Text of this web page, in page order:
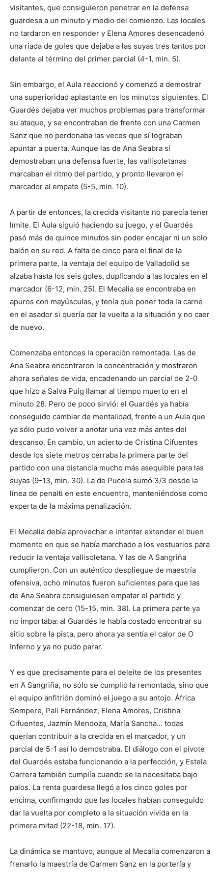
visitantes, que consiguieron penetrar en la defensa
guardesa a un minuto y medio del comienzo. Las locales
no tardaron en responder y Elena Amores desencadenó
una riada de goles que dejaba a las suyas tres tantos por
delante al término del primer parcial (4-1, min. 5).
Sin embargo, el Aula reaccionó y comenzó a demostrar
una superioridad aplastante en los minutos siguientes. El
Guardés dejaba ver muchos problemas para transformar
su ataque, y se encontraban de frente con una Carmen
Sanz que no perdonaba las veces que sí lograban
apuntar a puerta. Aunque las de Ana Seabra sí
demostraban una defensa fuerte, las vallisoletanas
marcaban el ritmo del partido, y pronto llevaron el
marcador al empate (5-5, min. 10).
A partir de entonces, la crecida visitante no parecía tener
límite. El Aula siguió haciendo su juego, y el Guardés
pasó más de quince minutos sin poder encajar ni un solo
balón en su red. A falta de cinco para el final de la
primera parte, la ventaja del equipo de Valladolid se
alzaba hasta los seis goles, duplicando a las locales en el
marcador (6-12, min. 25). El Mecalia se encontraba en
apuros con mayúsculas, y tenía que poner toda la carne
en el asador si quería dar la vuelta a la situación y no caer
de nuevo.
Comenzaba entonces la operación remontada. Las de
Ana Seabra encontraron la concentración y mostraron
ahora señales de vida, encadenando un parcial de 2-0
que hizo a Salva Puig llamar al tiempo muerto en el
minuto 28. Pero de poco sirvió: el Guardés ya había
conseguido cambiar de mentalidad, frente a un Aula que
ya sólo pudo volver a anotar una vez más antes del
descanso. En cambio, un acierto de Cristina Cifuentes
desde los siete metros cerraba la primera parte del
partido con una distancia mucho más asequible para las
suyas (9-13, min. 30). La de Pucela sumó 3/3 desde la
línea de penalti en este encuentro, manteniéndose como
experta de la máxima penalización.
El Mecalia debía aprovechar e intentar extender el buen
momento en que se había marchado a los vestuarios para
reducir la ventaja vallisoletana. Y las de A Sangriña
cumplieron. Con un auténtico despliegue de maestría
ofensiva, ocho minutos fueron suficientes para que las
de Ana Seabra consiguiesen empatar el partido y
comenzar de cero (15-15, min. 38). La primera parte ya
no importaba: al Guardés le había costado encontrar su
sitio sobre la pista, pero ahora ya sentía el calor de O
Inferno y ya no pudo parar.
Y es que precisamente para el deleite de los presentes
en A Sangriña, no sólo se cumplió la remontada, sino que
el equipo anfitrión dominó el juego a su antojo. África
Sempere, Pali Fernández, Elena Amores, Cristina
Cifuentes, Jazmín Mendoza, María Sancha… todas
querían contribuir a la crecida en el marcador, y un
parcial de 5-1 así lo demostraba. El diálogo con el pivote
del Guardés estaba funcionando a la perfección, y Estela
Carrera también cumplía cuando se la necesitaba bajo
palos. La renta guardesa llegó a los cinco goles por
encima, confirmando que las locales habían conseguido
dar la vuelta por completo a la situación vivida en la
primera mitad (22-18, min. 17).
La dinámica se mantuvo, aunque al Mecalia comenzaron a
frenarlo la maestría de Carmen Sanz en la portería y